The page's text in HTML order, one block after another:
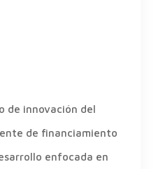
de innovación del
de financiamiento
enfocada en